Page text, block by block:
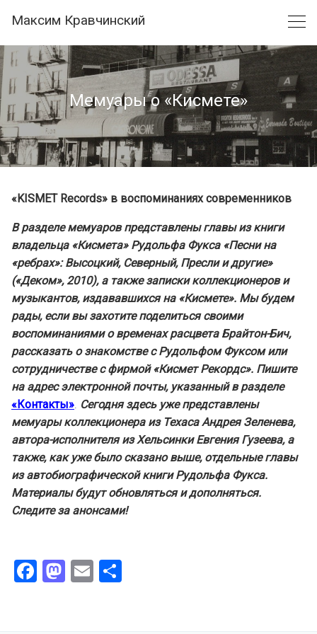
content
Максим Кравчинский
Мемуары о «Кисмете»
«KISMET Records» в воспоминаниях современников
В разделе мемуаров представлены главы из книги
владельца «Кисмета» Рудольфа Фукса «Песни на
«ребрах»: Высоцкий, Северный, Пресли и другие»
(«Деком», 2010), а также записки коллекционеров и
музыкантов, издававшихся на «Кисмете». Мы будем
рады, если вы захотите поделиться своими
воспоминаниями о временах расцвета Брайтон-Бич,
рассказать о знакомстве с Рудольфом Фуксом или
сотрудничестве с фирмой «Кисмет Рекордс». Пишите
на адрес электронной почты, указанный в разделе
«Контакты». Сегодня здесь уже представлены
мемуары коллекционера из Техаса Андрея Зеленева,
автора-исполнителя из Хельсинки Евгения Гузеева, а
также, как уже было сказано выше, отдельные главы
из автобиографической книги Рудольфа Фукса.
Материалы будут обновляться и дополняться.
Следите за анонсами!
Facebook
Mastodon
Email